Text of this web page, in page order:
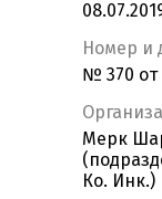
Номер и
№ 370 от
Мерк
Ко. Инк.)